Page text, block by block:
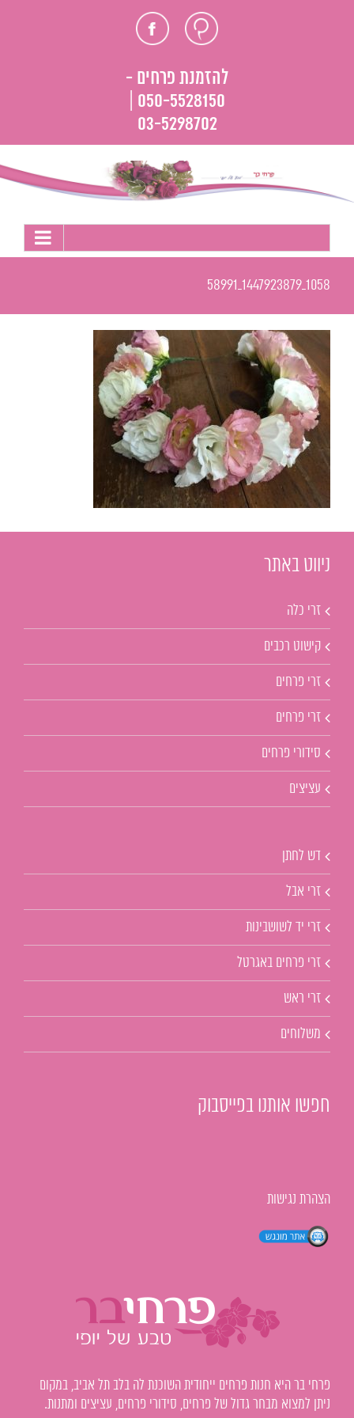
חוות פייסבוק
להזמנת פרחים -
050-5528150 |
03-5298702
1058_1447923879_58991
ניווט באתר
זרי כלה
קישוט רכבים
זרי פרחים
זרי פרחים
סידורי פרחים
עציצים
דש לחתן
זרי אבל
זרי יד לשושבינות
זרי פרחים באגרטל
זרי ראש
משלוחים
חפשו אותנו בפייסבוק
הצהרת נגישות
פרחי בר היא חנות פרחים ייחודית השוכנת לה בלב תל אביב, במקום
ניתן למצוא מבחר גדול של פרחים, סידורי פרחים, עציצים ומתנות.